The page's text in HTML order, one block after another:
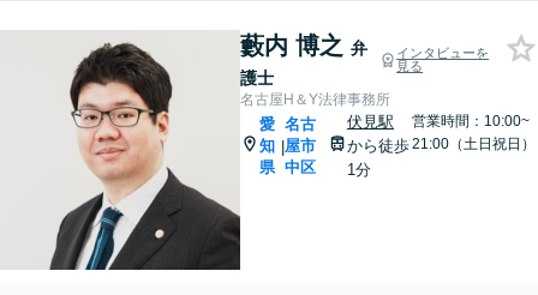
藪内 博之 弁
護士
インタビューを
見る
名古屋H＆Y法律事務所
愛
知
県
|
名古
屋市
中区
伏見駅
から徒歩
1分
営業時間：10:00~
21:00（土日祝日）